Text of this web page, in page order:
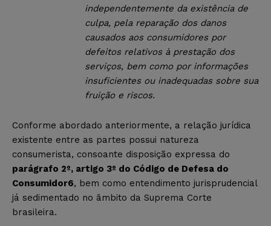
independentemente da existência de
culpa, pela reparação dos danos
causados aos consumidores por
defeitos relativos à prestação dos
serviços, bem como por informações
insuficientes ou inadequadas sobre sua
fruição e riscos.
Conforme abordado anteriormente, a relação jurídica
existente entre as partes possui natureza
consumerista, consoante disposição expressa do
parágrafo 2º, artigo 3º do Código de Defesa do
Consumidor6, bem como entendimento jurisprudencial
já sedimentado no âmbito da Suprema Corte
brasileira.